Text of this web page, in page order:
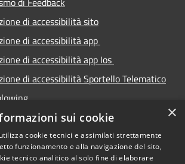
di accessibilità sito
di accessibilità app
di accessibilità app Ios
di accessibilità Sportello Telematico
×
sui cookie
cookie tecnici e assimilati strettamente
funzionamento e alla navigazione del sito,
tecnico analitico al solo fine di elaborare